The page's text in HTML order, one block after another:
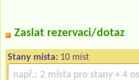
Zaslat rezervaci/dotaz
Stany místa: 10 míst